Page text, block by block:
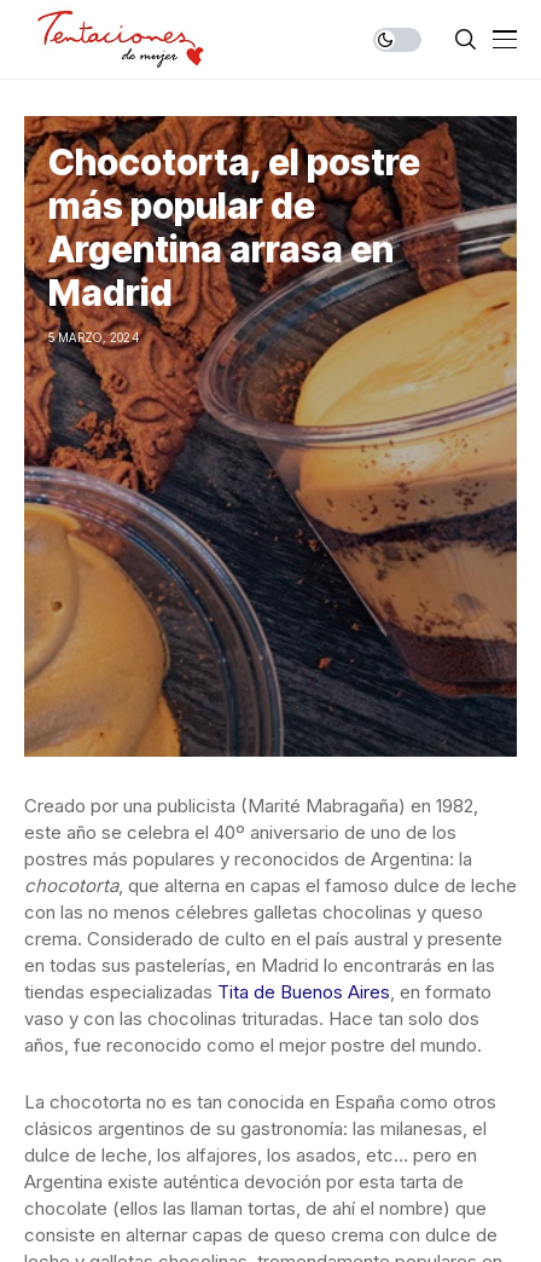
Chocotorta, el postre
más popular de
Argentina arrasa en
Madrid
5 MARZO, 2024
Creado por una publicista (Marité Mabragaña) en 1982,
este año se celebra el 40º aniversario de uno de los
postres más populares y reconocidos de Argentina: la
chocotorta, que alterna en capas el famoso dulce de leche
con las no menos célebres galletas chocolinas y queso
crema. Considerado de culto en el país austral y presente
en todas sus pastelerías, en Madrid lo encontrarás en las
tiendas especializadas Tita de Buenos Aires, en formato
vaso y con las chocolinas trituradas. Hace tan solo dos
años, fue reconocido como el mejor postre del mundo.
La chocotorta no es tan conocida en España como otros
clásicos argentinos de su gastronomía: las milanesas, el
dulce de leche, los alfajores, los asados, etc… pero en
Argentina existe auténtica devoción por esta tarta de
chocolate (ellos las llaman tortas, de ahí el nombre) que
consiste en alternar capas de queso crema con dulce de